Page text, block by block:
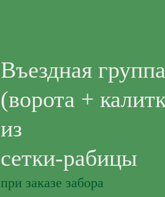
Въездная группа
(ворота +
из
сетки-рабицы
при заказе забора